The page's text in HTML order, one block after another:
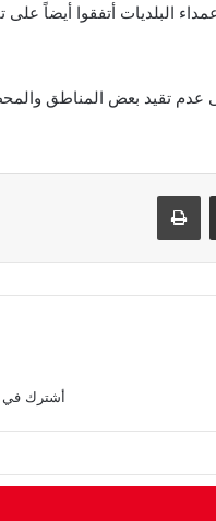
البلديات أتفقوا أيضاً على
تقيد بعض المناطق
مشاركة عبر البريد طباعة
أشترك في